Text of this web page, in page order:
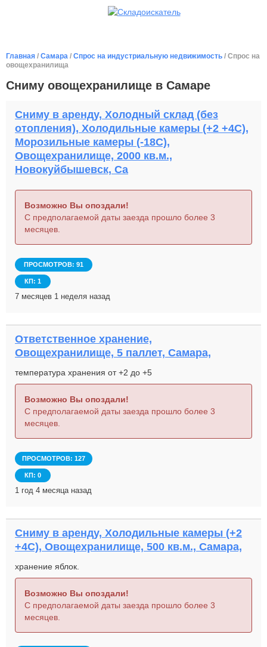
Главная / Самара / Спрос на индустриальную недвижимость / Спрос на
овощехранилища
Сниму овощехранилище в Самаре
Сниму в аренду, Холодный склад (без
отопления), Холодильные камеры (+2 +4С),
Морозильные камеры (-18С),
Овощехранилище, 2000 кв.м.,
Новокуйбышевск, Са
Возможно Вы опоздали!
С предполагаемой даты заезда прошло более 3
месяцев.
ПРОСМОТРОВ: 91
КП: 1
7 месяцев 1 неделя назад
Ответственное хранение,
Овощехранилище, 5 паллет, Самара,
температура хранения от +2 до +5
Возможно Вы опоздали!
С предполагаемой даты заезда прошло более 3
месяцев.
ПРОСМОТРОВ: 127
КП: 0
1 год 4 месяца назад
Сниму в аренду, Холодильные камеры (+2
+4С), Овощехранилище, 500 кв.м., Самара,
хранение яблок.
Возможно Вы опоздали!
С предполагаемой даты заезда прошло более 3
месяцев.